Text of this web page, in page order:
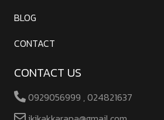
BLOG
CONTACT
CONTACT US
0929056999 , 024821637